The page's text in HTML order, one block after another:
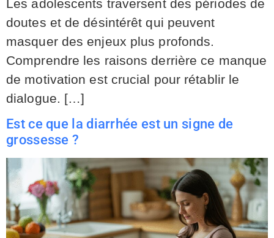
Les adolescents traversent des périodes de
doutes et de désintérêt qui peuvent
masquer des enjeux plus profonds.
Comprendre les raisons derrière ce manque
de motivation est crucial pour rétablir le
dialogue. […]
Est ce que la diarrhée est un signe de
grossesse ?